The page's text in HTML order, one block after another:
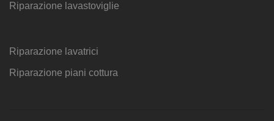
Riparazione lavastoviglie
Riparazione lavatrici
Riparazione piani cottura